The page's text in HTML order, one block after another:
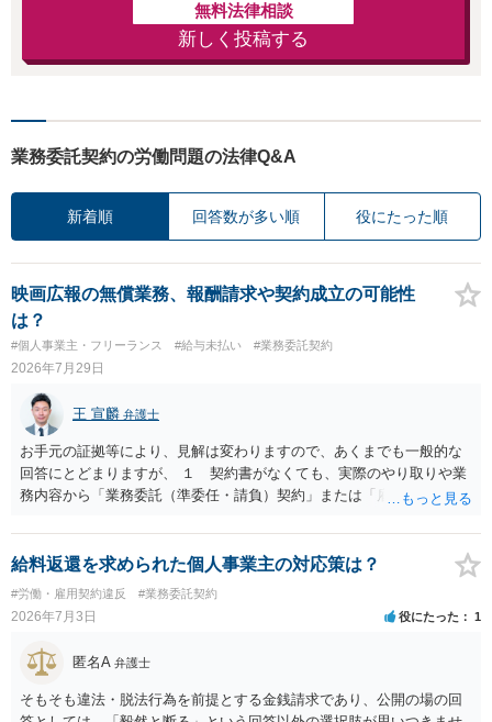
無料法律相談
新しく投稿する
業務委託契約の労働問題の法律Q&A
新着順 回答数が多い順 役にたった順
映画広報の無償業務、報酬請求や契約成立の可能性
は？
#個人事業主・フリーランス #給与未払い #業務委託契約
2026年7月29日
王 宣麟 弁護士
お手元の証拠等により、見解は変わりますので、あくまでも一般的な
回答にとどまりますが、 １ 契約書がなくても、実際のやり取りや業
務内容から「業務委託（準委任・請負）契約」または「雇用契約」が
ランティア・無償協力という色彩が強かった場合には、契約内容（有
償か無償か）について当事者間の認識が大きな争点となり得ます。
２ 上記を前提に、これまでの業務についても、有償の業務委託契約
や雇用契約が成立していた前提で給与を請求するルートなどが理論上
考えられます。 もっとも、裁判等で必ず認められるわけではなく、当
事者の認識やメール・チャットの内容等の証拠関係によって結論が変
わります。 ３ 報酬額については、事前の取決めがなくても、同種業
務の相場や通常の報酬水準を基準に「相当額」を算定して請求するこ
と自体は法律上否定されません。 ただし、相手方が「無償のつもりだ
給料返還を求められた個人事業主の対応策は？
#労働・雇用契約違反 #業務委託契約
2026年7月3日 役にたった 1
匿名A 弁護士
そもそも違法・脱法行為を前提とする金銭請求であり、公開の場の回